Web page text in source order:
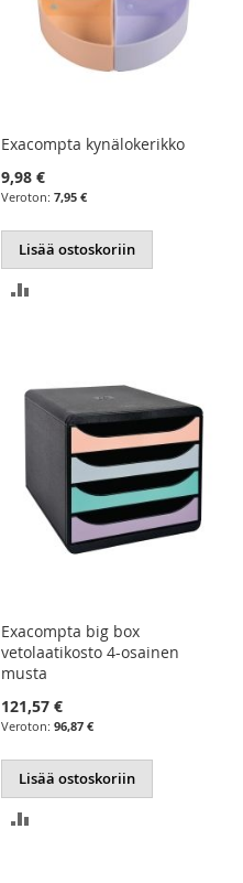
Exacompta kynälokerikko
9,98 €
7,95 €
Lisää ostoskoriin
Exacompta big box
vetolaatikosto 4-osainen
musta
121,57 €
96,87 €
Lisää ostoskoriin